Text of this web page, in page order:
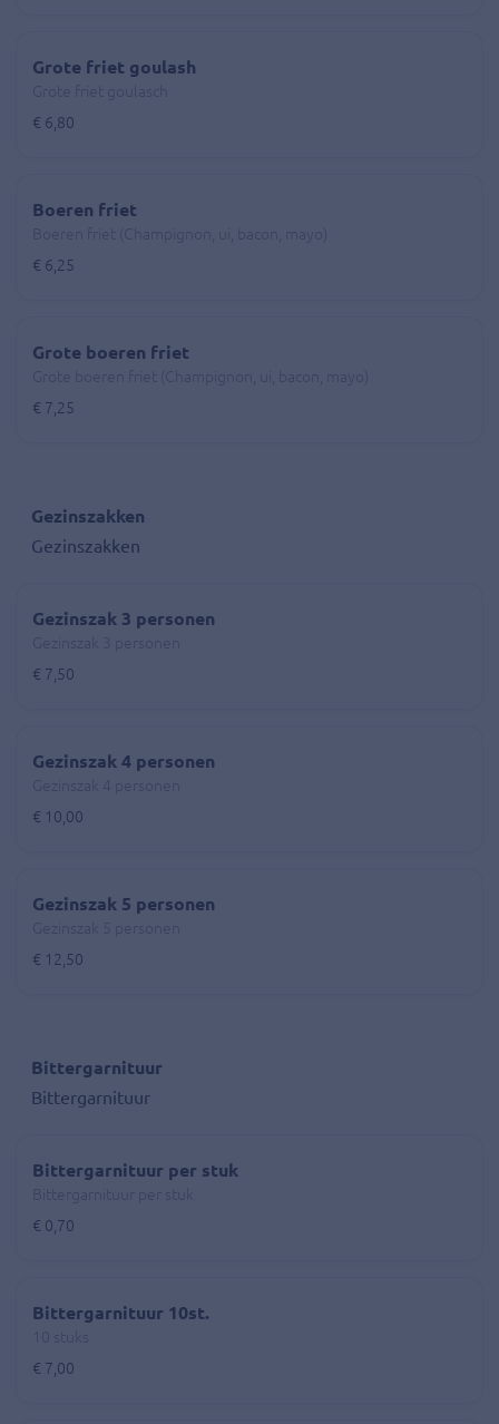
Grote friet goulash
€ 6,80
Boeren friet
€ 6,25
Grote boeren friet
€ 7,25
Gezinszakken
Gezinszakken
Gezinszak 3 personen
€ 7,50
Gezinszak 4 personen
€ 10,00
Gezinszak 5 personen
€ 12,50
Bittergarnituur
Bittergarnituur
Bittergarnituur per stuk
€ 0,70
Bittergarnituur 10st.
€ 7,00